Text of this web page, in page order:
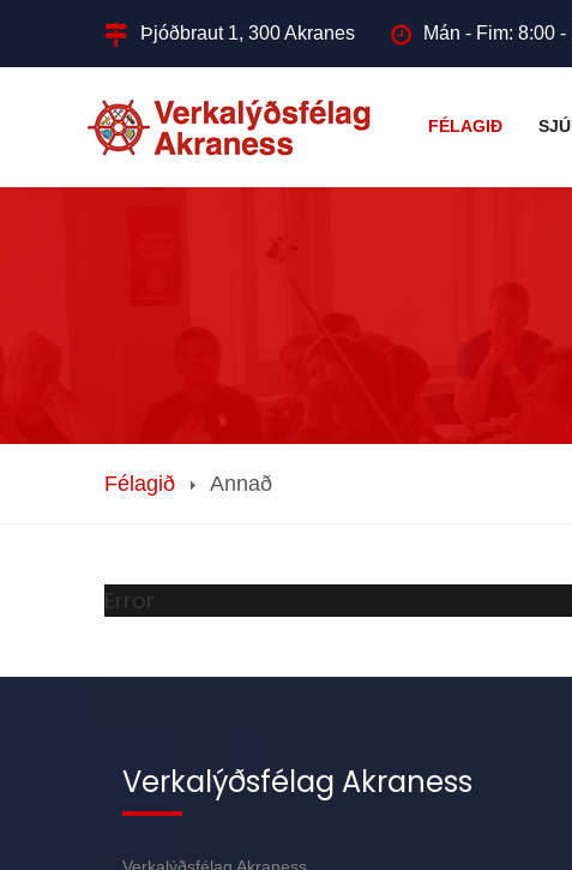
Þjóðbraut 1, 300 Akranes Mán - Fim: 8:00
FÉLAGIÐ
Félagið Annað
Error
Verkalýðsfélag Akraness